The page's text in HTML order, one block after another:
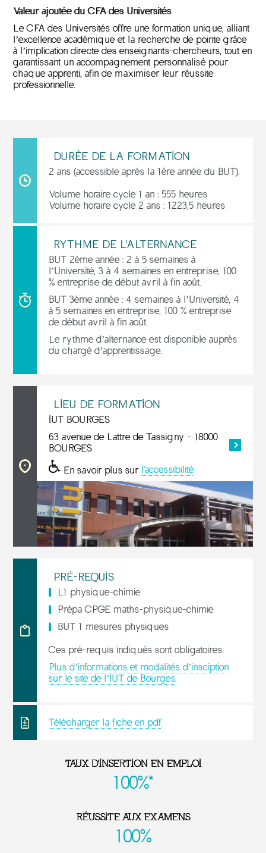
Valeur ajoutée du CFA des Universités
Le CFA des Universités offre une formation unique, alliant
l’excellence académique et la recherche de pointe grâce
à l’implication directe des enseignants-chercheurs, tout en
garantissant un accompagnement personnalisé pour
chaque apprenti, afin de maximiser leur réussite
professionnelle.
DURÉE DE LA FORMATION
2 ans (accessible après la 1ère année du BUT).
Volume horaire cycle 1 an : 555 heures
Volume horaire cycle 2 ans : 1223,5 heures
RYTHME DE L'ALTERNANCE
BUT 2ème année : 2 à 5 semaines à
l’Université, 3 à 4 semaines en entreprise, 100
% entreprise de début avril à fin août.
BUT 3ème année : 4 semaines à l’Université, 4
à 5 semaines en entreprise, 100 % entreprise
de début avril à fin août.
Le rythme d’alternance est disponible auprès
du chargé d’apprentissage.
LIEU DE FORMATION
IUT BOURGES
63 avenue de Lattre de Tassigny - 18000
BOURGES
En savoir plus sur l'accessibilité
PRÉ-REQUIS
L1 physique-chimie
Prépa CPGE maths-physique-chimie
BUT 1 mesures physiques
Ces pré-requis indiqués sont obligatoires.
Plus d’informations et modalités d’insciption
sur le site de l’IUT de Bourges.
Télécharger la fiche en pdf
TAUX D'INSERTION EN EMPLOI
100%*
RÉUSSITE AUX EXAMENS
100%